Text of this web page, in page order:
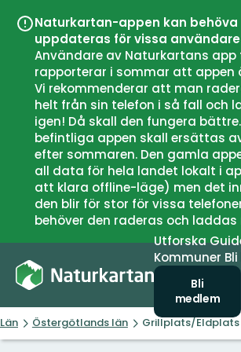
Naturkartan-appen kan behöva
uppdateras för vissa användare
Användare av Naturkartans app
rapporterar i sommar att appen
Vi rekommenderar att man
helt från sin telefon i så fall och
igen! Då skall den fungera
befintliga appen skall ersättas
efter sommaren. Den gamla
all data för hela landet lokalt i
att klara offline-läge) men det
den blir för stor för vissa
behöver den raderas och laddas
Utforska
Kommuner
Bli
medlem
Län Östergötlands län Grillplats/Eldplats